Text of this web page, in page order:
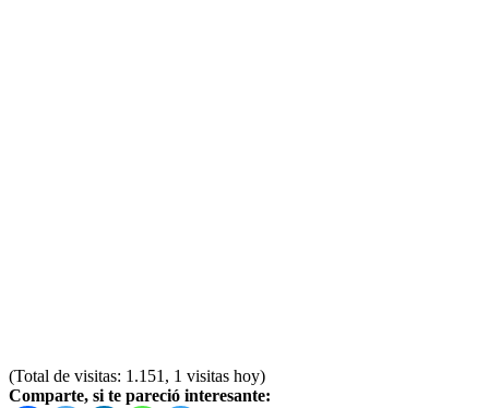
(Total de visitas: 1.151, 1 visitas hoy)
Comparte, si te pareció interesante: